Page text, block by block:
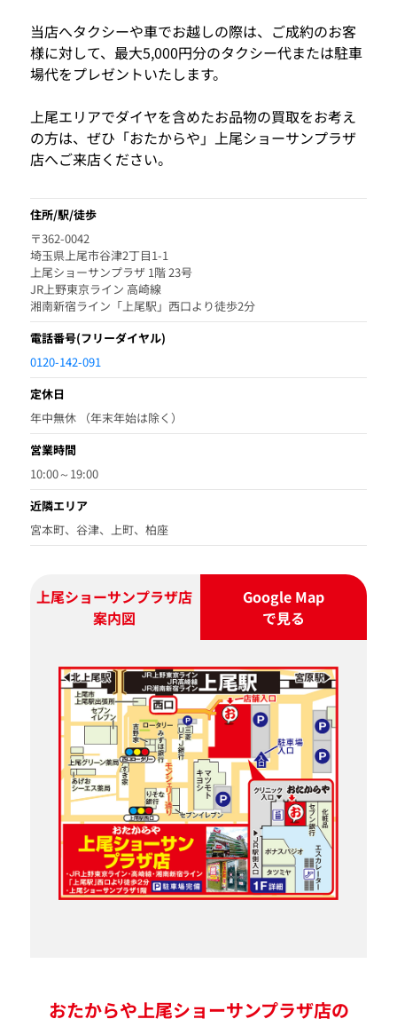
当店へタクシーや車でお越しの際は、ご成約のお客
様に対して、最大5,000円分のタクシー代または駐車
場代をプレゼントいたします。
上尾エリアでダイヤを含めたお品物の買取をお考え
の方は、ぜひ「おたからや」上尾ショーサンプラザ
店へご来店ください。
住所/駅/徒歩
〒362-0042
埼玉県上尾市谷津2丁目1-1
上尾ショーサンプラザ 1階 23号
JR上野東京ライン 高崎線
湘南新宿ライン「上尾駅」西口より徒歩2分
電話番号(フリーダイヤル)
0120-142-091
定休日
年中無休 （年末年始は除く）
営業時間
10:00～19:00
近隣エリア
宮本町、谷津、上町、柏座
上尾ショーサンプラザ店
案内図
Google Map
で見る
おたからや上尾ショーサンプラザ店の